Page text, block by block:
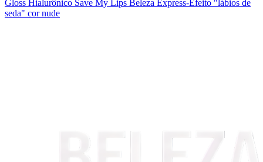
Gloss Hialurônico Save My Lips Beleza Express-Efeito "lábios de
seda" cor nude